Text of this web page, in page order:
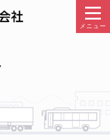
メニュー